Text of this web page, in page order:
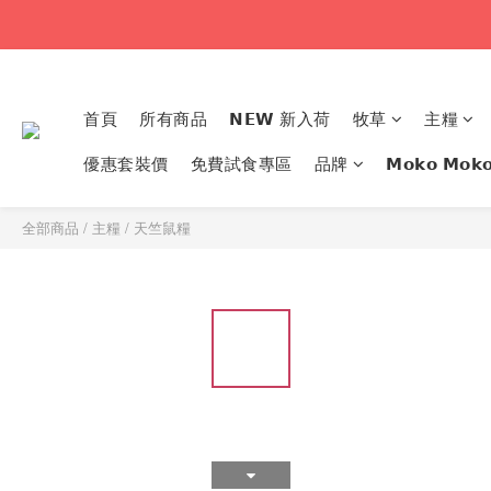
首頁 所有商品 𝗡𝗘𝗪 新入荷 牧草
主糧
優惠套裝價
免費試食專區 品牌 𝗠𝗼𝗸𝗼 𝗠𝗼𝗸𝗼
全部商品 / 主糧 / 天竺鼠糧